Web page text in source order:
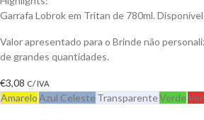
Garrafa Lobrok em Tritan de 780ml.
Valor apresentado para o Brinde não
de grandes quantidades.
€3,08 C/ IVA
AmareloAzul Celeste TransparenteVerde